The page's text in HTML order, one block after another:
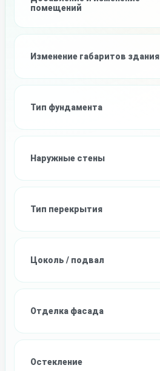
помещений
Изменение габаритов здания
Тип фундамента
Наружные стены
Тип перекрытия
Цоколь / подвал
Отделка фасада
Остекление